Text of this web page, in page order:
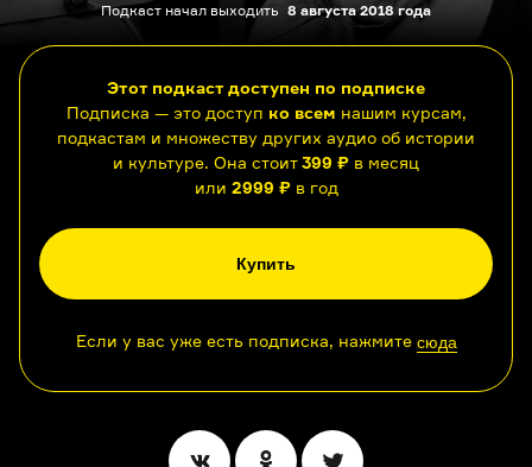
Подкаст начал выходить 8 августа 2018 года
Этот подкаст доступен по подписке
Подписка — это доступ ко всем нашим курсам,
подкастам и множеству других аудио об истории
и культуре. Она стоит399 ₽ в месяц
или 2999 ₽в год
Купить
Если у вас уже есть подписка, нажмите сюда